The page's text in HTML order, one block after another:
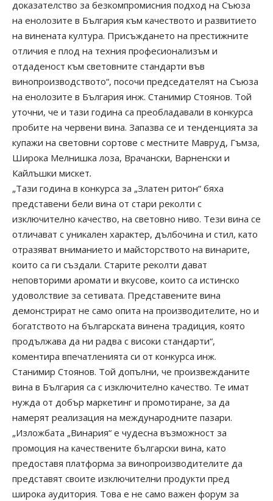
доказателство за безкомпромисния подход на Съюза
на енолозите в България към качеството и развитието
на винената култура. Присъждането на престижните
отличия е плод на техния професионализъм и
отдаденост към световните стандарти във
винопроизводството“, посочи председателят на Съюза
на енолозите в България инж. Станимир Стоянов. Той
уточни, че и тази година са преобладавали в конкурса
пробите на червени вина. Запазва се и тенденцията за
купажи на световни сортове с местните Мавруд, Гъмза,
Широка Мелнишка лоза, Врачански, Варненски и
Кайлъшки мискет.
„Тази година в конкурса за „Златен ритон“ бяха
представени бели вина от стари реколти с
изключително качество, на световно ниво. Тези вина се
отличават с уникален характер, дълбочина и стил, като
отразяват вниманието и майсторството на винарите,
които са ги създали. Старите реколти дават
неповторими аромати и вкусове, които са истинско
удоволствие за сетивата. Представените вина
демонстрират не само опита на производителите, но и
богатството на българската винена традиция, която
продължава да ни радва с високи стандарти“,
коментира впечатленията си от конкурса инж.
Станимир Стоянов. Той допълни, че произвежданите
вина в България са с изключително качество. Те имат
нужда от добър маркетинг и промотиране, за да
намерят реализация на международните пазари.
„Изложбата „Винария“ е чудесна възможност за
промоция на качествените български вина, като
предоставя платформа за винопроизводителите да
представят своите изключителни продукти пред
широка аудитория. Това е не само важен форум за